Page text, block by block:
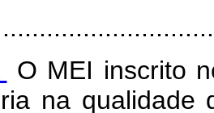
O MEI inscrito
ria na qualidade